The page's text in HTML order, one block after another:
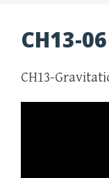
CH13-06
CH13-